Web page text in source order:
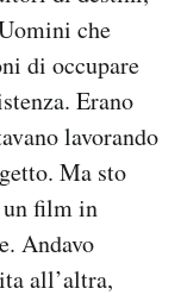
che
di occupare
Erano
lavorando
Ma sto
un film in
Andavo
all’altra,